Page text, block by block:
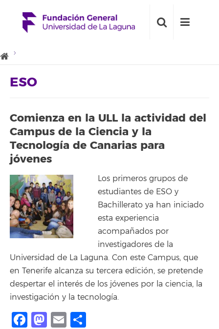
ESO
Comienza en la ULL la actividad del
Campus de la Ciencia y la
Tecnología de Canarias para
jóvenes
Los primeros grupos de
estudiantes de ESO y
Bachillerato ya han iniciado
esta experiencia
acompañados por
investigadores de la
Universidad de La Laguna. Con este Campus, que
en Tenerife alcanza su tercera edición, se pretende
despertar el interés de los jóvenes por la ciencia, la
investigación y la tecnología.
Facebook
Mastodon
Email